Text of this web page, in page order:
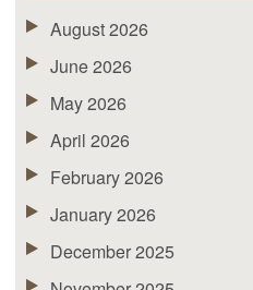
August 2026
June 2026
May 2026
April 2026
February 2026
January 2026
December 2025